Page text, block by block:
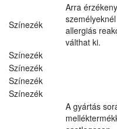
Színezék
Arra érzékeny
személyeknél
allergiás
válthat ki.
Színezék
Színezék
Színezék
Színezék
A gyártás